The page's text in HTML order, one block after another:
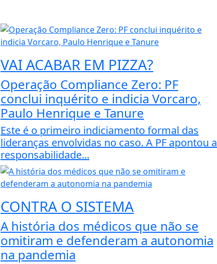
VAI ACABAR EM PIZZA?
Operação Compliance Zero: PF
conclui inquérito e indicia Vorcaro,
Paulo Henrique e Tanure
Este é o primeiro indiciamento formal das
lideranças envolvidas no caso. A PF apontou a
responsabilidade...
CONTRA O SISTEMA
A história dos médicos que não se
omitiram e defenderam a autonomia
na pandemia